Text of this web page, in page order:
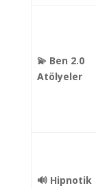
💫 Ben 2.0
Atölyeler
🔊 Hipnotik